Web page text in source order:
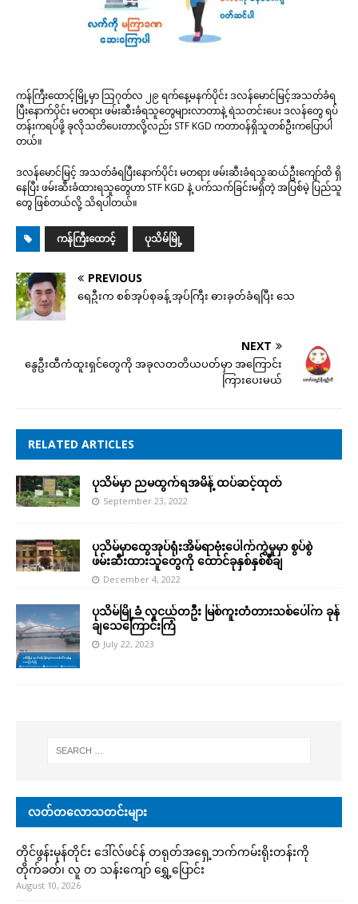
ကန်ကြီးထောင့်မြို့မှာ သြဂုတ်လ ၂၉ ရက်နေ့မနက်ပိုင်း ဒလန်မောင်မြင့်အသတ်ခံရ
ပြီးနောက်ပိုင်း မတရား ဖမ်းဆီးခံရသူတွေများလာတာနဲ့ ရဲသတင်းပေး ဒလန်တွေ ရပ်
တန်းကရပ်ဖို့ ခုလိုသတိပေးတာလို့လည်း STF KGD ကတာဝန်ရှိသူတစ်ဦးကပြောပါ
တယ်။
ဒလန်မောင်မြင့် အသတ်ခံရပြီးနောက်ပိုင်း မတရား ဖမ်းဆီးခံရသူဆယ်ဦးကျော်ထိ ရှိ
နေပြီး ဖမ်းဆီးခံထားရသူတွေဟာ STF KGD နဲ့ ပက်သက်ခြင်းမရှိတဲ့ အပြစ်မဲ့ ပြည်သူ
တွေ ဖြစ်တယ်လို့ သိရပါတယ်။
ကန်ကြီးထောင့် ပုသိမ်မြို့
PREVIOUS
ရေဦးက စစ်အုပ်စုခန့် အုပ်ကြီး ဓားခုတ်ခံရပြီး သေ
NEXT
​နွေဦးထီကံထူးရှင်​တွေကို အခုလတတိယပတ်မှာ အ​ကြောင်း
ကြား​ပေးမယ်
RELATED ARTICLES
ပုသိမ်မှာ ညမထွက်ရအမိန့် ထပ်ဆင့်ထုတ်
September 23, 2022
ပုသိမ်မှာထွေအုပ်ရုံးအိမ်ရာဗုံးပေါက်ကွဲမှုမှာ စွပ်စွဲ
ဖမ်းဆီးထားသူတွေကို ထောင်ခုနှစ်နှစ်စီချ
December 4, 2022
ပုသိမ်မြို့ခံ လူငယ်တဦး မြစ်ကူးတံတားသစ်ပေါ်က ခုန်
ချသေကြောင်းကြံ
July 22, 2023
လတ်တလောသတင်းများ
တိုင်ဖွန်းမုန်တိုင်း ဒေါ်လ်ဖင်န် တရုတ်အရှေ့ဘက်ကမ်းရိုးတန်းကို
တိုက်ခတ်၊ လူ တ သန်းကျော် ရွှေ့ပြောင်း
August 10, 2026